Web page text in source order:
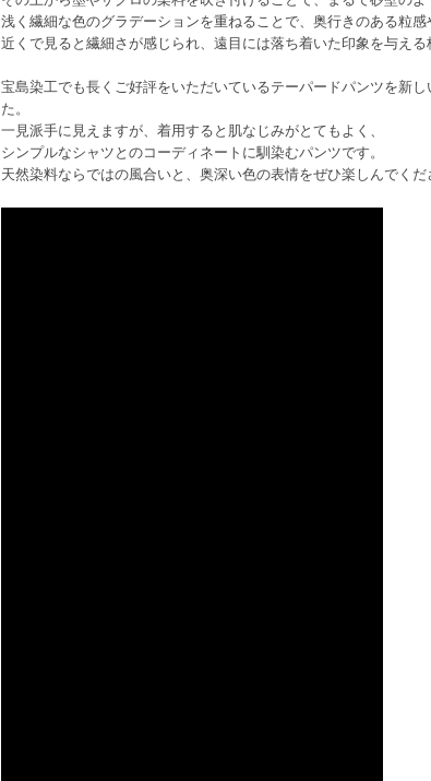
浅く繊細な色のグラデーションを重ねることで、奥行きのある粒感
近くで見ると繊細さが感じられ、遠目には落ち着いた印象を与える
宝島染工でも長くご好評をいただいているテーパードパンツを新
た。
一見派手に見えますが、着用すると肌なじみがとてもよく、
シンプルなシャツとのコーディネートに馴染むパンツです。
天然染料ならではの風合いと、奥深い色の表情をぜひ楽しんでくだ